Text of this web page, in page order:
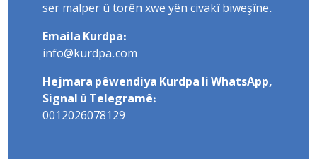
ser malper û torên xwe yên civakî biweşîne.
Emaila Kurdpa:
info@kurdpa.com
Hejmara pêwendiya Kurdpa li WhatsApp,
Signal û Telegramê:
0012026078129